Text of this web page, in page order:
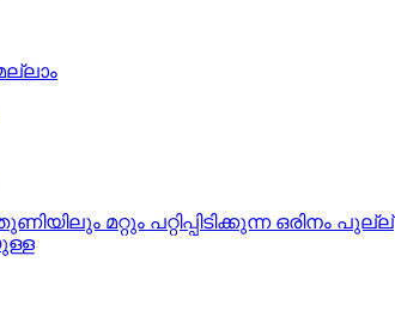
മറ്റും പറ്റിപ്പിടിക്കുന്ന ഒരിനം പുല്ല്